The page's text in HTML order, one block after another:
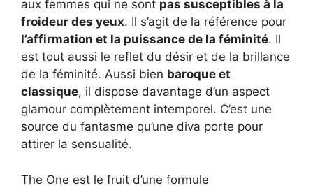
aux femmes qui ne sont pas susceptibles à la
froideur des yeux. Il s’agit de la référence pour
l’affirmation et la puissance de la féminité. Il
est tout aussi le reflet du désir et de la brillance
de la féminité. Aussi bien baroque et
classique, il dispose davantage d’un aspect
glamour complètement intemporel. C’est une
source du fantasme qu’une diva porte pour
attirer la sensualité.
The One est le fruit d’une formule